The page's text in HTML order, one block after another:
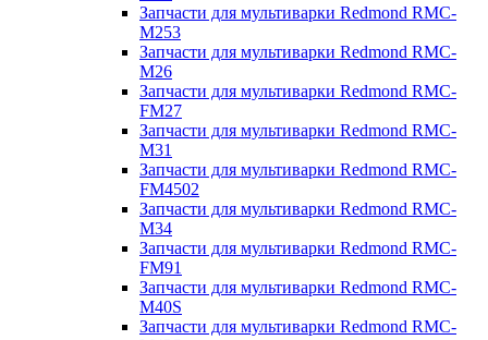
Запчасти для мультиварки Redmond RMC-
M253
Запчасти для мультиварки Redmond RMC-
M26
Запчасти для мультиварки Redmond RMC-
FM27
Запчасти для мультиварки Redmond RMC-
M31
Запчасти для мультиварки Redmond RMC-
FM4502
Запчасти для мультиварки Redmond RMC-
M34
Запчасти для мультиварки Redmond RMC-
FM91
Запчасти для мультиварки Redmond RMC-
M40S
Запчасти для мультиварки Redmond RMC-